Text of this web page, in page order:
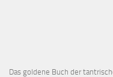
Das goldene Buch der